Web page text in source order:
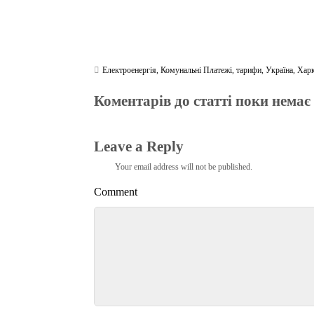
Електроенергія ,Комунальні Платежі ,тарифи ,Україна ,
Коментарів до статті поки немає
Leave a Reply
Your email address will not be published.
Comment